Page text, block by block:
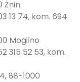
Żnin
13 74, kom. 694
Mogilno
315 52 53, kom.
88-1000